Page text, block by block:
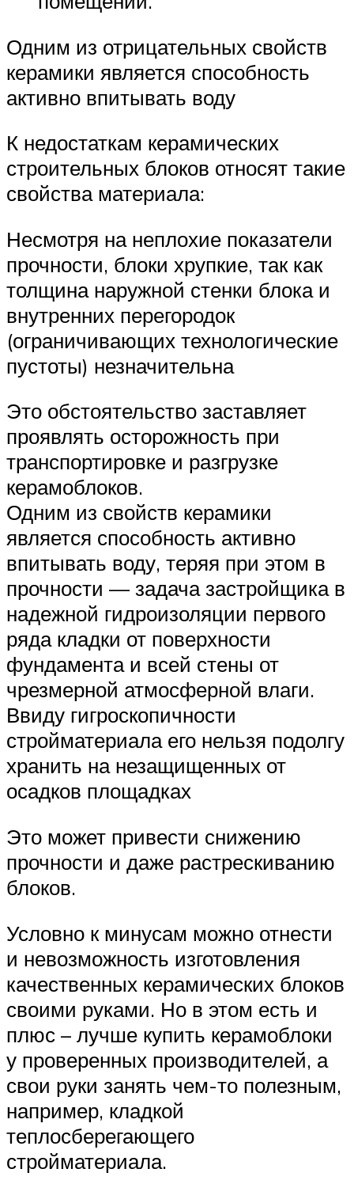
Одним из отрицательных свойств
керамики является способность
активно впитывать воду
К недостаткам керамических
строительных блоков относят такие
свойства материала:
Несмотря на неплохие показатели
прочности, блоки хрупкие, так как
толщина наружной стенки блока и
внутренних перегородок
(ограничивающих технологические
пустоты) незначительна
Это обстоятельство заставляет
проявлять осторожность при
транспортировке и разгрузке
керамоблоков.
Одним из свойств керамики
является способность активно
впитывать воду, теряя при этом в
прочности — задача застройщика в
надежной гидроизоляции первого
ряда кладки от поверхности
фундамента и всей стены от
чрезмерной атмосферной влаги.
Ввиду гигроскопичности
стройматериала его нельзя подолгу
хранить на незащищенных от
осадков площадках
Это может привести снижению
прочности и даже растрескиванию
блоков.
Условно к минусам можно отнести
и невозможность изготовления
качественных керамических блоков
своими руками. Но в этом есть и
плюс – лучше купить керамоблоки
у проверенных производителей, а
свои руки занять чем-то полезным,
например, кладкой
теплосберегающего
стройматериала.